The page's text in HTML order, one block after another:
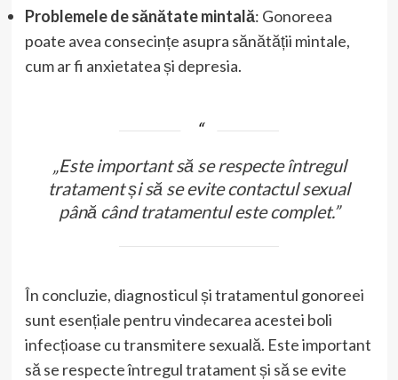
Problemele de sănătate mintală: Gonoreea
poate avea consecințe asupra sănătății mintale,
cum ar fi anxietatea și depresia.
„Este important să se respecte întregul
tratament și să se evite contactul sexual
până când tratamentul este complet.”
În concluzie, diagnosticul și tratamentul gonoreei
sunt esențiale pentru vindecarea acestei boli
infecțioase cu transmitere sexuală. Este important
să se respecte întregul tratament și să se evite